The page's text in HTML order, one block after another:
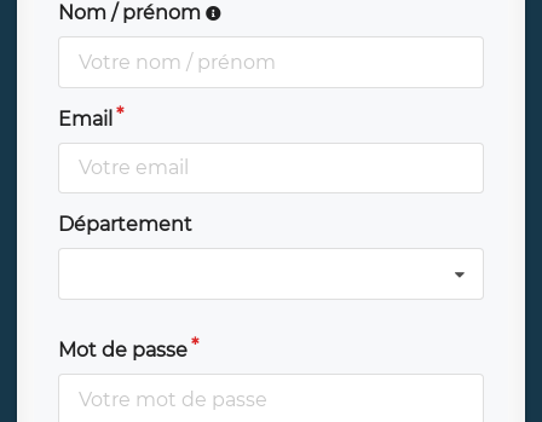
Nom / prénom
Email
Département
Mot de passe